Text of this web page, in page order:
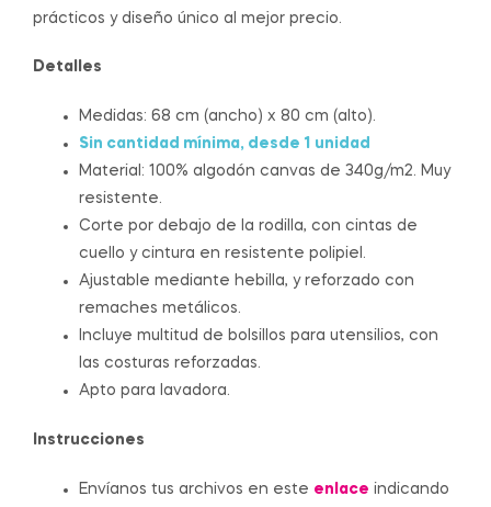
prácticos y diseño único al mejor precio.
Detalles
Medidas: 68 cm (ancho) x 80 cm (alto).
Sin cantidad mínima, desde 1 unidad
Material: 100% algodón canvas de 340g/m2. Muy
resistente.
Corte por debajo de la rodilla, con cintas de
cuello y cintura en resistente polipiel.
Ajustable mediante hebilla, y reforzado con
remaches metálicos.
Incluye multitud de bolsillos para utensilios, con
las costuras reforzadas.
Apto para lavadora.
Instrucciones
Envíanos tus archivos en este enlace indicando